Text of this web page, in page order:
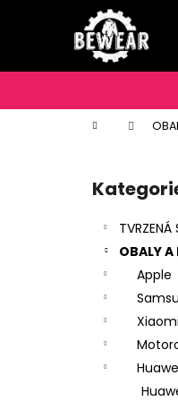
Domů
Přeskočit
kategorie
TVRZENÁ
OBALY A
Apple
Xiaomi
í
k
Zpět
do
Zpět
do